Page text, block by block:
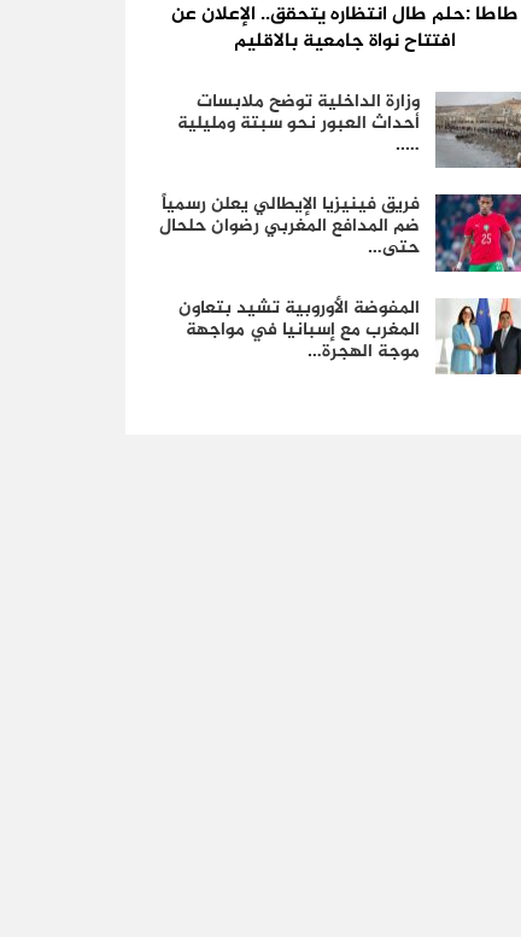
طاطا :حلم طال انتظاره يتحقق.. الإعلان عن
افتتاح نواة جامعية بالاقليم
وزارة الداخلية توضح ملابسات
أحداث العبور نحو سبتة ومليلية
…..
فريق فينيزيا الإيطالي يعلن رسمياً
ضم المدافع المغربي رضوان حلحال
حتى…
المفوضة الأوروبية تشيد بتعاون
المغرب مع إسبانيا في مواجهة
موجة الهجرة…